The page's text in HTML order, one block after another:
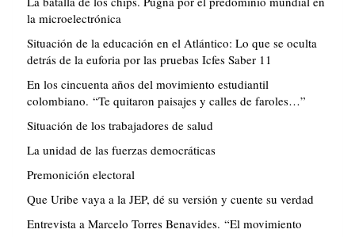
la microelectrónica
Situación de la educación en el Atlántico: Lo que se oculta
detrás de la euforia por las pruebas Icfes Saber 11
En los cincuenta años del movimiento estudiantil
colombiano. “Te quitaron paisajes y calles de faroles…”
Situación de los trabajadores de salud
La unidad de las fuerzas democráticas
Premonición electoral
Que Uribe vaya a la JEP, dé su versión y cuente su verdad
Entrevista a Marcelo Torres Benavides. “El movimiento